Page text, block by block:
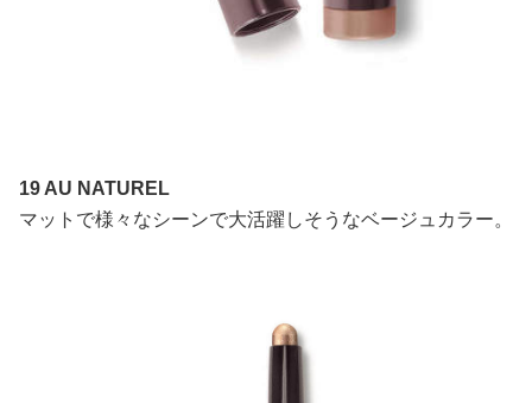
19 AU NATUREL
マットで様々なシーンで大活躍しそうなベージュカラー。